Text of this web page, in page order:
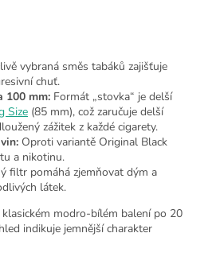
vybraná směs tabáků zajišťuje
chuť.
100 mm: Formát „stovka“ je delší
Size (85 mm), což zaručuje delší
zážitek z každé cigarety.
Oproti variantě Original Black
a nikotinu.
filtr pomáhá zjemňovat dým a
látek.
modro-bílém balení po 20
indikuje jemnější charakter